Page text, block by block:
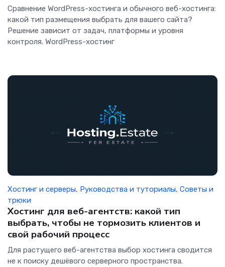
Сравнение WordPress-хостинга и обычного веб-хостинга:
какой тип размещения выбрать для вашего сайта?
Решение зависит от задач, платформы и уровня
контроля. WordPress-хостинг
Хостинг и серверы, Руководства и туториалы, Советы и
трюки
Хостинг для веб-агентств: какой тип
выбрать, чтобы не тормозить клиентов и
свой рабочий процесс
Для растущего веб-агентства выбор хостинга сводится
не к поиску дешёвого серверного пространства.